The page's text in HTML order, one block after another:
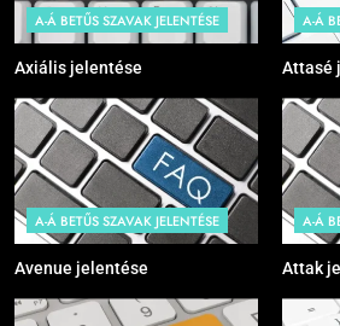
A-Á BETŰS SZAVAK JELENTÉSE
Axiális jelentése
A-Á
Attasé
A-Á BETŰS SZAVAK JELENTÉSE
Avenue jelentése
A-Á
Attak